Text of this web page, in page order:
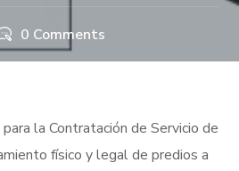
0 Comments
la Contratación de Servicio de
físico y legal de predios a